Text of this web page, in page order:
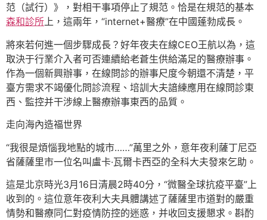
范（試行）》，對相干事項停止了規范。恰是在規范的基本
森和診所上，這兩年，“internet+醫療”在中國蓬勃成長。
將來若何進一個步驟成長？好年夜夫在線CEO王航以為，這
取決于行業介入者可否連續給老蒼生供給滿足的醫療辦事。
作為一個新興辦事，在線問診的辦事尺度今朝還不清楚，平
臺方需求不竭優化問診流程、培訓大夫諳練應用在線問診東
西、監控并干涉線上醫療辦事東西的品質。
走向海內造福世界
“我很是煩惱我地點的城市……”萬里之外，意年夜利薩丁尼亞
省薩薩里市一位名叫盧卡·瓦爾卡西亞的全科大夫發來乞助。
這是北京時光3月16日清晨2時40分，“微醫全球抗疫平臺”上
收到的。這位意年夜利大夫具體講述了薩薩里市道對的嚴重
情勢和醫療同仁對疫情防控的迷惑，并收回支援懇求。斟酌